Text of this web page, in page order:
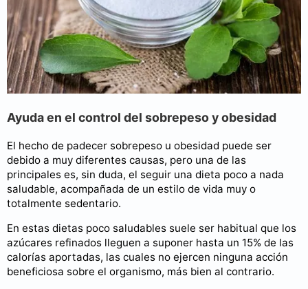
Ayuda en el control del sobrepeso y obesidad
El hecho de padecer sobrepeso u obesidad puede ser
debido a muy diferentes causas, pero una de las
principales es, sin duda, el seguir una dieta poco a nada
saludable, acompañada de un estilo de vida muy o
totalmente sedentario.
En estas dietas poco saludables suele ser habitual que los
azúcares refinados lleguen a suponer hasta un 15% de las
calorías aportadas, las cuales no ejercen ninguna acción
beneficiosa sobre el organismo, más bien al contrario.